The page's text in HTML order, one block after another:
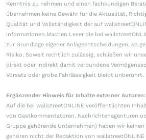
Kenntnis zu nehmen und einen fachkundigen
übernehmen keine Gewähr für die Aktualität,
Qualität und Vollständigkeit der auf
Informationen.Machen Leser die bei
zur Grundlage eigener Anlageentscheidungen, so
Risiko. Soweit rechtlich zulässig, schließen wir
direkt oder indirekt damit verbundene
Vorsatz oder grobe Fahrlässigkeit bleibt unberührt.
Ergänzender Hinweis für Inhalte externer Autoren:
Auf die bei wallstreetONLINE veröffentlichten
von Gastkommentatoren, Nachrichtenagenturen
Gruppe gehörende Unternehmen) haben wir
gehören nicht der Redaktion von